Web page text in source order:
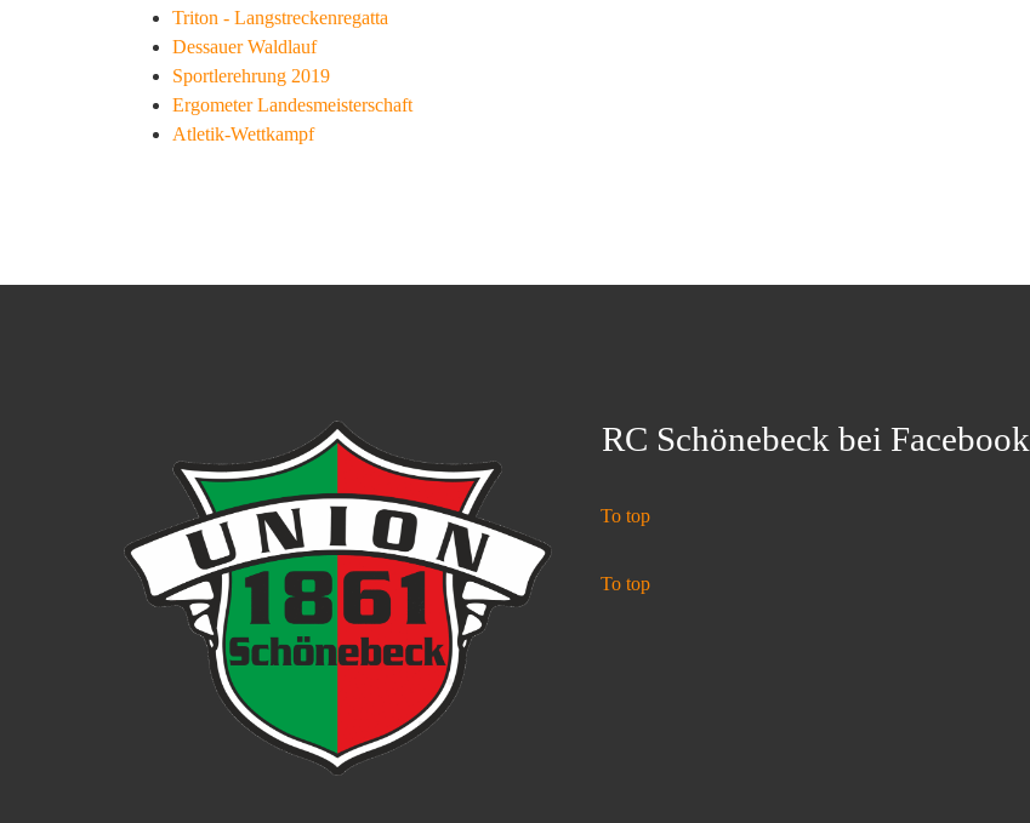
Triton - Langstreckenregatta
Dessauer Waldlauf
Sportlerehrung 2019
Ergometer Landesmeisterschaft
Atletik-Wettkampf
RC Schönebeck bei Facebook
To top
To top